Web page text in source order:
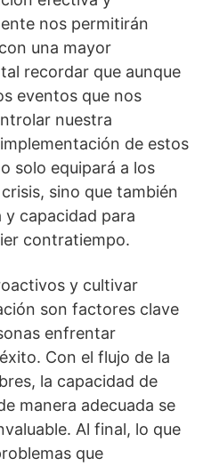
nos permitirán
una mayor
recordar que aunque
eventos que nos
nuestra
de estos
solo equipará a los
sino que también
capacidad para
contratiempo.
y cultivar
son factores clave
enfrentar
Con el flujo de la
la capacidad de
manera adecuada se
Al final, lo que
que